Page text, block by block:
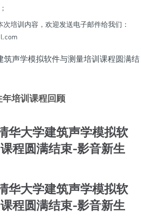
次培训内容，欢迎发送电子邮件给我们：
年培训课程回顾